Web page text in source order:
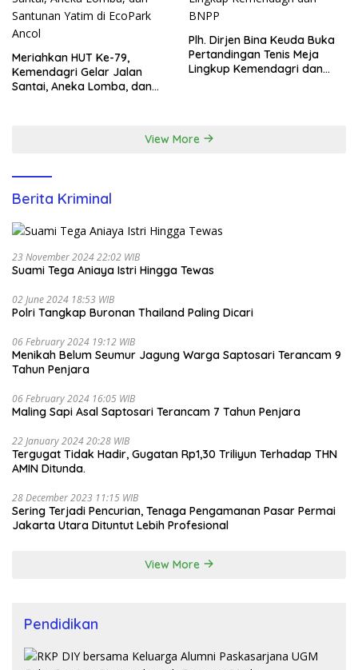
Meriahkan HUT Ke-79,
Kemendagri Gelar Jalan
Santai, Aneka Lomba, dan
Plh. Dirjen Bina Keuda Buka
Pertandingan Tenis Meja
Lingkup Kemendagri dan
View More
Berita Kriminal
23 November 2024 22:02 WIB
Suami Tega Aniaya Istri Hingga Tewas
02 June 2024 18:53 WIB
Polri Tangkap Buronan Thailand Paling Dicari
06 February 2024 19:12 WIB
Menikah Belum Seumur Jagung Warga Saptosari Terancam 9
Tahun Penjara
06 February 2024 16:05 WIB
Maling Sapi Asal Saptosari Terancam 7 Tahun Penjara
22 January 2024 20:28 WIB
Tergugat Tidak Hadir, Gugatan Rp1,30 Triliyun Terhadap THN
AMIN Ditunda.
28 December 2023 11:15 WIB
Sering Terjadi Pencurian, Tenaga Pengamanan Pasar Permai
Jakarta Utara Dituntut Lebih Profesional
View More
Pendidikan